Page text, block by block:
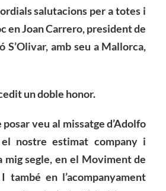
salutacions per a totes i
en Joan Carrero, president de
S’Olivar, amb seu a Mallorca,
un doble honor.
veu al missatge d’Adolfo
el nostre estimat company i
mig segle, en el Moviment de
també en l’acompanyament